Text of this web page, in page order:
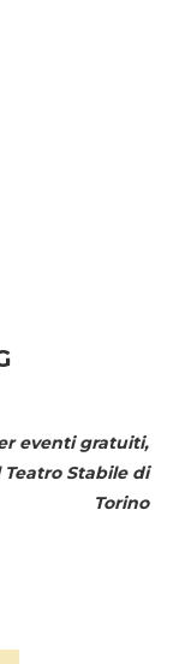
eventi gratuiti,
Teatro Stabile di
Torino